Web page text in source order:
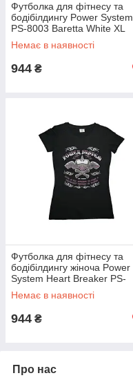
Футболка для фітнесу та
бодібілдингу Power System
PS-8003 Baretta White XL
Немає в наявності
944 ₴
Футболка для фітнесу та
бодібілдингу жіноча Power
System Heart Breaker PS-
8005 M Black
Немає в наявності
944 ₴
Про нас